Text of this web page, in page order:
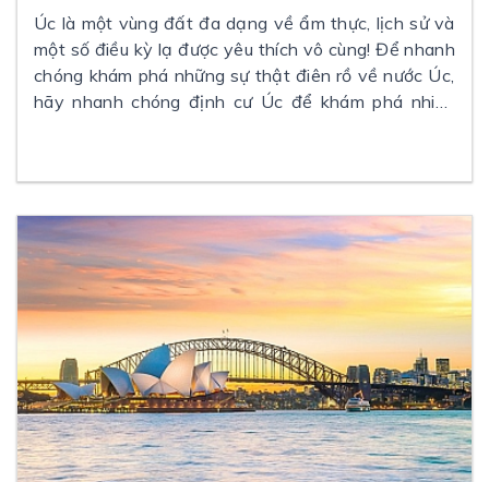
Úc là một vùng đất đa dạng về ẩm thực, lịch sử và
một số điều kỳ lạ được yêu thích vô cùng! Để nhanh
chóng khám phá những sự thật điên rồ về nước Úc,
hãy nhanh chóng định cư Úc để khám phá nhiều